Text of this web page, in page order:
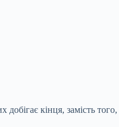
кінця, замість